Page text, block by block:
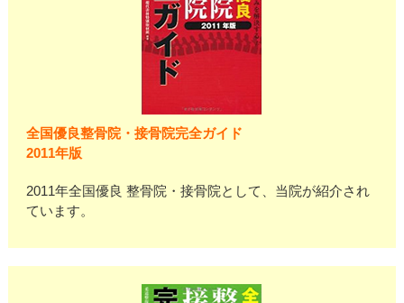
全国優良整骨院・接骨院完全ガイド
2011年版
2011年全国優良 整骨院・接骨院として、当院が紹介され
ています。